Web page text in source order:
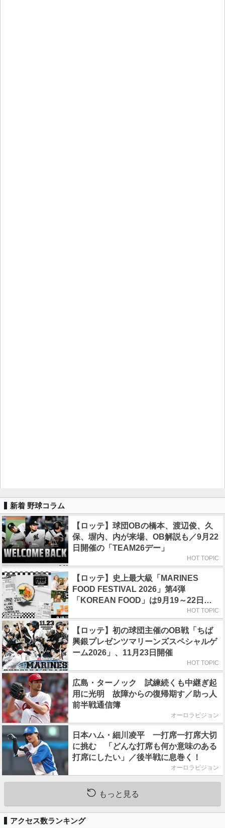
新着 野球コラム
【ロッテ】球団OBの橋本、渡辺俊、久
保、塀内、内が来場、OB解説も／9月22
日開催の「TEAM26デー」
HOT TOPIC
【ロッテ】史上最大級「MARINES
FOOD FESTIVAL 2026」第4弾
「KOREAN FOOD」は9月19～22日／
HOT TOPIC
【ロッテ】初の球団主催のOB戦「ちば
興銀プレゼンツマリーンズスペシャルゲ
ーム2026」、11月23日開催
HOT TOPIC
広島・ターノック 試練続くも中継ぎ起
用に光明 故障からの復帰期す／助っ人
前半戦通信簿
オーロラビジョン
日本ハム・細川凌平 一打席一打席大切
に挑む 「どんな打席も何か意味のある
打席にしたい」／後半戦に息巻く！
オーロラビジョン
もっと見る
アクセス数ランキング